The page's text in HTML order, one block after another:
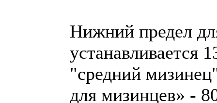
Нижний предел
устанавливается
"средний
для мизинцев» -